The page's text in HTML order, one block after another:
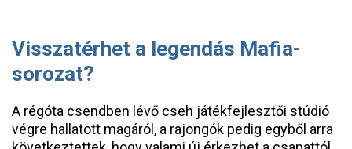
Visszatérhet a legendás Mafia-
sorozat?
A régóta csendben lévő cseh játékfejlesztői stúdió
végre hallatott magáról, a rajongók pedig egyből arra